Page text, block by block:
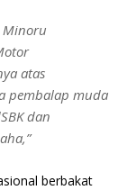
Minoru
atas
pembalap muda
dan
berbakat